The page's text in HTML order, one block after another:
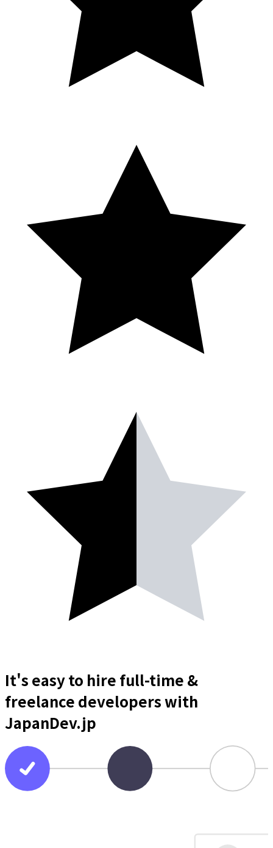
It's easy to hire full-time &
freelance developerswith
JapanDev.jp